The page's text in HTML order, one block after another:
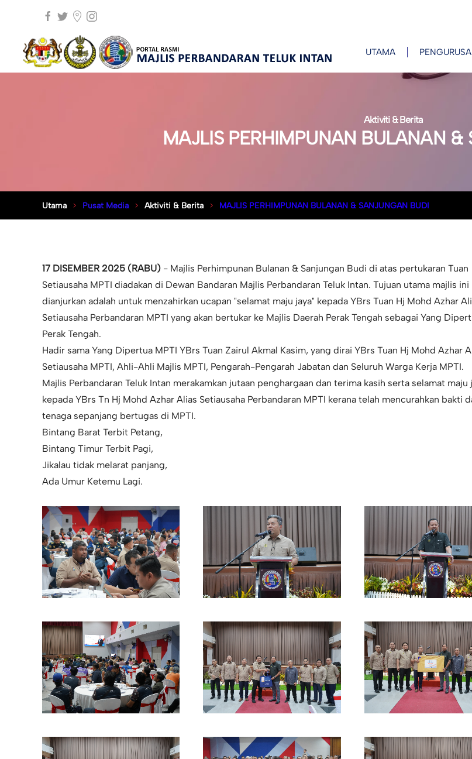
UTAMA
Aktiviti & Berita
MAJLIS PERHIMPUNAN BULANAN &
Utama Pusat Media Aktiviti & Berita MAJLIS PERHIMPUNAN BULANAN & SANJUNGAN BUDI
17 DISEMBER 2025 (RABU) - Majlis Perhimpunan Bulanan & Sanjungan Budi di atas pertukaran Tuan
Setiausaha MPTI diadakan di Dewan Bandaran Majlis Perbandaran Teluk Intan. Tujuan utama majlis ini
dianjurkan adalah untuk menzahirkan ucapan "selamat maju jaya" kepada YBrs Tuan Hj Mohd Azhar
Setiausaha Perbandaran MPTI yang akan bertukar ke Majlis Daerah Perak Tengah sebagai Yang
Perak Tengah.
Hadir sama Yang Dipertua MPTI YBrs Tuan Zairul Akmal Kasim, yang dirai YBrs Tuan Hj Mohd Azhar
Setiausaha MPTI, Ahli-Ahli Majlis MPTI, Pengarah-Pengarah Jabatan dan Seluruh Warga Kerja MPTI.
Majlis Perbandaran Teluk Intan merakamkan jutaan penghargaan dan terima kasih serta selamat maju
kepada YBrs Tn Hj Mohd Azhar Alias Setiausaha Perbandaran MPTI kerana telah mencurahkan bakti
tenaga sepanjang bertugas di MPTI.
Bintang Barat Terbit Petang,
Bintang Timur Terbit Pagi,
Jikalau tidak melarat panjang,
Ada Umur Ketemu Lagi.